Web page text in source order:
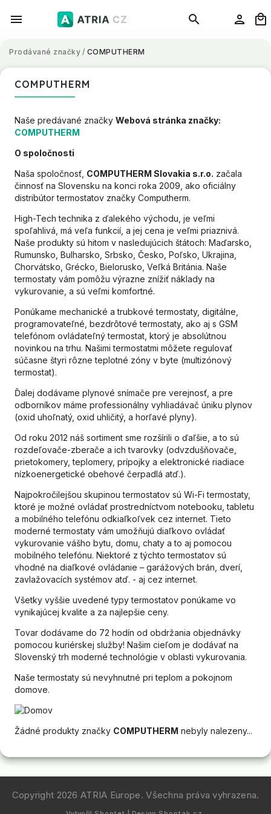
Prodávané značky / COMPUTHERM
COMPUTHERM
Naše predávané značky Webová stránka značky:
COMPUTHERM
O spoločnosti
Naša spoločnosť, COMPUTHERM Slovakia s.r.o. začala
činnosť na Slovensku na konci roka 2009, ako oficiálny
distribútor termostatov značky Computherm.
High-Tech technika z ďalekého východu, je veľmi
spoľahlivá, má veľa funkcií, a jej cena je veľmi priaznivá.
Naše produkty sú hitom v nasledujúcich štátoch: Maďarsko,
Rumunsko, Bulharsko, Srbsko, Česko, Poľsko, Ukrajina,
Chorvátsko, Grécko, Bielorusko, Veľká Británia. Naše
termostaty vám pomôžu výrazne znížiť náklady na
vykurovanie, a sú veľmi komfortné.
Ponúkame mechanické a trubkové termostaty, digitálne,
programovateľné, bezdrôtové termostaty, ako aj s GSM
telefónom ovládateľný termostat, ktorý je absolútnou
novinkou na trhu. Našimi termostatmi môžete regulovať
súčasne štyri rôzne teplotné zóny v byte (multizónový
termostat).
Ďalej dodávame plynové snímače pre verejnosť, a pre
odborníkov máme professionálny vyhliadávač úniku plynov
(oxid uhoľnatý, oxid uhličitý, a horľavé plyny).
Od roku 2012 náš sortiment sme rozšírili o ďaľšie, a to sú
rozdeľovače-zberače a ich tvarovky (odvzdušňovače,
prietokomery, teplomery, prípojky a elektronické riadiace
nízkoenergetické obehové čerpadlá atď.).
Najpokročilejšou skupinou termostatov sú Wi-Fi termostaty,
ktoré je možné ovládať prostredníctvom notebooku, tabletu
a mobilného telefónu odkiaľkoľvek cez internet. Tieto
moderné termostaty vám umožňujú diaľkovo ovládať
vykurovanie vášho bytu, domu, chaty a to aj pomocou
mobilného telefónu. Niektoré z týchto termostatov sú
vhodné na diaľkové ovládanie – garážových brán, dverí,
zavlažovacích systémov atď. - aj cez internet.
Všetky vyššie uvedené typy termostatov ponúkame vo
vynikajúcej kvalite a za najlepšie ceny.
Tovar dodávame do 72 hodín od obdržania objednávky
pomocou kuriérskej služby! Našim cieľom je dodávať na
Slovenský trh moderné technológie v oblasti vykurovania.
Naše termostaty sú nevyhnutné pri teplom a pokojnom
domove.
Žádné produkty značky COMPUTHERM nebyly nalezeny...
Copyright 2026ATRIA Europe. Všechna práva vyhrazena.